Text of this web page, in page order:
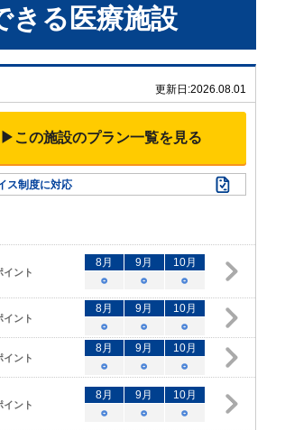
きる 医療施設
更新日:2026.08.01
▶この施設のプラン一覧を見る
ス制度に対応
イント
8月 9月 10月
○
○ ○
イント
8月 9月 10月
○
○ ○
イント
8月 9月 10月
○
○ ○
イント
8月 9月 10月
○
○ ○